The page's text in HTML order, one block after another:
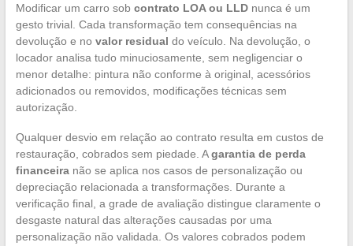
Modificar um carro sob contrato LOA ou LLDnunca é um
gesto trivial. Cada transformação tem consequências na
devolução e no valor residual do veículo. Na devolução, o
locador analisa tudo minuciosamente, sem negligenciar o
menor detalhe: pintura não conforme à original, acessórios
adicionados ou removidos, modificações técnicas sem
autorização.
Qualquer desvio em relação ao contrato resulta em custos de
restauração, cobrados sem piedade. Agarantia de perda
financeiranão se aplica nos casos de personalização ou
depreciação relacionada a transformações. Durante a
verificação final, a grade de avaliação distingue claramente o
desgaste natural das alterações causadas por uma
personalização não validada. Os valores cobrados podem